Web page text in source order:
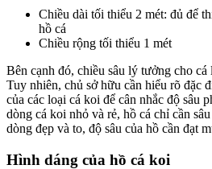
Chiều dài tối thiểu 2 mét: đủ để
hồ cá
Chiều rộng tối thiểu 1 mét
Bên cạnh đó, chiều sâu lý tưởng cho
Tuy nhiên, chủ sở hữu cần hiểu rõ đặc
của các loại cá koi để cân nhắc độ sâu
dòng cá koi nhỏ và rẻ, hồ cá chỉ cần
dòng đẹp và to, độ sâu của hồ cần đạt
Hình dáng của hồ cá koi